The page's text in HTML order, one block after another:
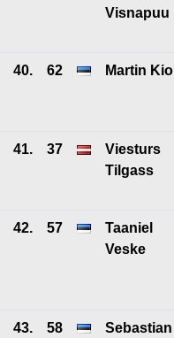
Visnapuu
40. 62 Martin Kio
41. 37
Viesturs
Tilgass
42. 57
Taaniel
Veske
43. 58
Sebastian